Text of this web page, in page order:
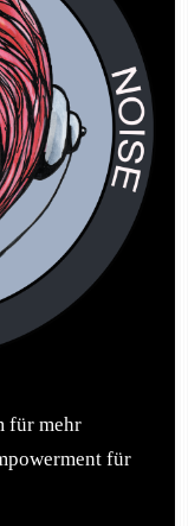
für mehr
für